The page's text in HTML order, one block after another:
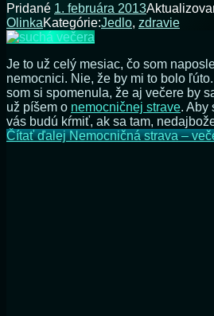
Pridané 1. februára 2013
OlinkaKategórie:Jedlo, zdravie
Je to už celý mesiac, čo som
nemocnici. Nie, že by mi to bolo
som si spomenula, že aj večere by
už píšem o nemocničnej strave. Aby
vás budú kŕmiť, ak sa tam,
Čítať ďalejNemocničná strava –